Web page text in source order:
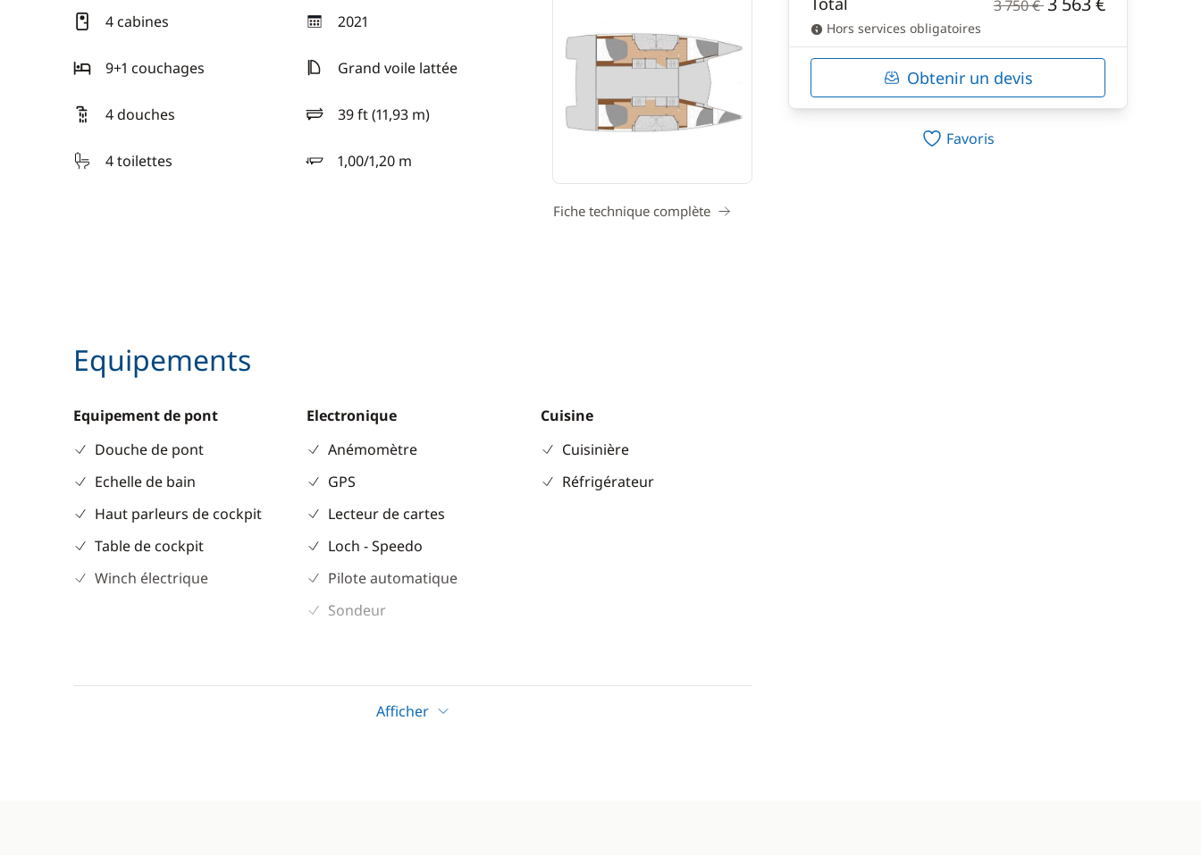
4 cabines 2021
année
9+1 couchages
Grand voile lattée
4 douches 39 ft (11,93 m)
longueur
4 toilettes
1,00/1,20 m
tirant d'eau
Fiche technique complète
Equipements
Equipement de pont
Douche de pont
Echelle de bain
Haut parleurs de cockpit
Table de cockpit
Winch électrique
Electronique
Anémomètre
GPS
Lecteur de cartes
Loch - Speedo
Pilote automatique
Sondeur
Cuisine
Cuisinière
Réfrigérateur
Afficher
3 750 €
Hors services obligatoires
Obtenir un devis
Favoris